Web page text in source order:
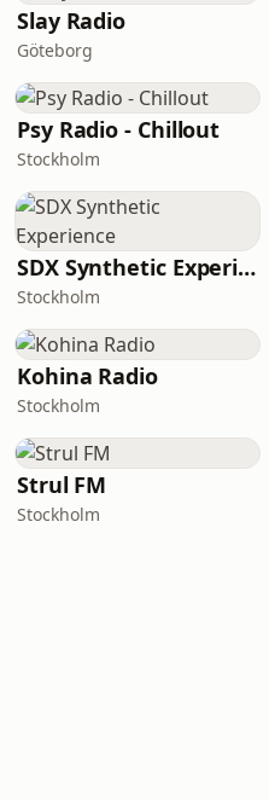
Slay Radio
Göteborg
Psy Radio - Chillout
Stockholm
SDX Synthetic Experience
Stockholm
Kohina Radio
Stockholm
Strul FM
Stockholm